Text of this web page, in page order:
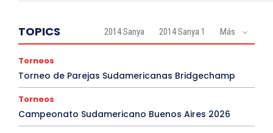
TOPICS 2014 Sanya 2014 Sanya 1 Más
Torneos
Torneo de Parejas Sudamericanas Bridgechamp
Torneos
Campeonato Sudamericano Buenos Aires 2026